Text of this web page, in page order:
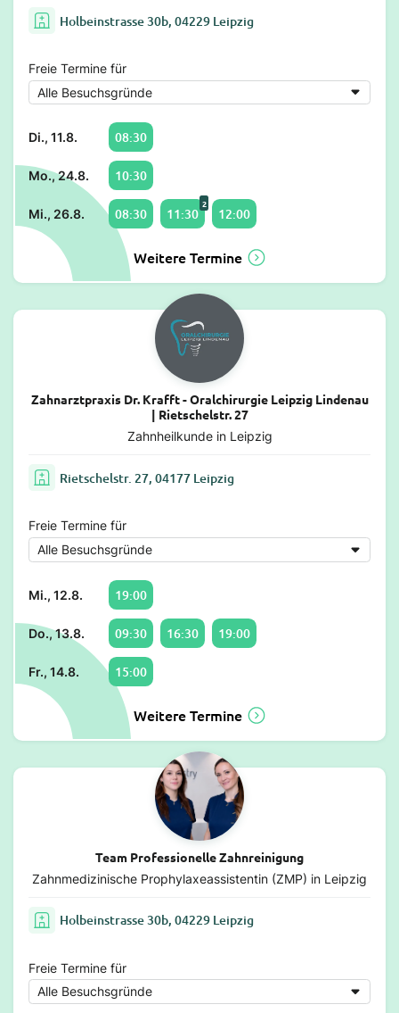
Holbeinstrasse 30b, 04229 Leipzig
Freie Termine für
Di., 11.8. 08:30
Mo., 24.8. 10:30
Mi., 26.8. 08:30 11:30
2
12:00
Weitere Termine
Zahnarztpraxis Dr. Krafft - Oralchirurgie Leipzig Lindenau
| Rietschelstr. 27
Zahnheilkunde in Leipzig
Rietschelstr. 27, 04177 Leipzig
Freie Termine für
Mi., 12.8. 19:00
Do., 13.8. 09:30 16:30 19:00
Fr., 14.8. 15:00
Weitere Termine
Team Professionelle Zahnreinigung
Zahnmedizinische Prophylaxeassistentin (ZMP) in Leipzig
Holbeinstrasse 30b, 04229 Leipzig
Freie Termine für